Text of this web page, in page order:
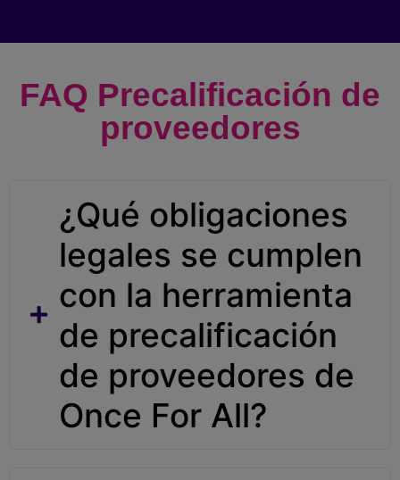
FAQ Precalificación de
proveedores
¿Qué obligaciones
legales se cumplen
con la herramienta
de precalificación
de proveedores de
Once For All?